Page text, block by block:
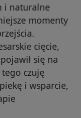
i naturalne
momenty
cięcie,
się na
czuję
i wsparcie,